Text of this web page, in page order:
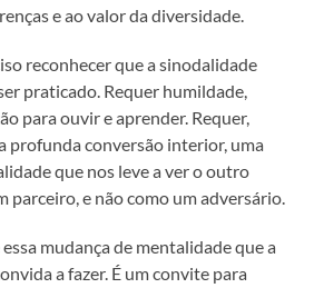
e ao valor da diversidade.
reconhecer que a sinodalidade
praticado. Requer humildade,
para ouvir e aprender. Requer,
profunda conversão interior, uma
que nos leve a ver o outro
parceiro, e não como um adversário.
mudança de mentalidade que a
a fazer. É um convite para